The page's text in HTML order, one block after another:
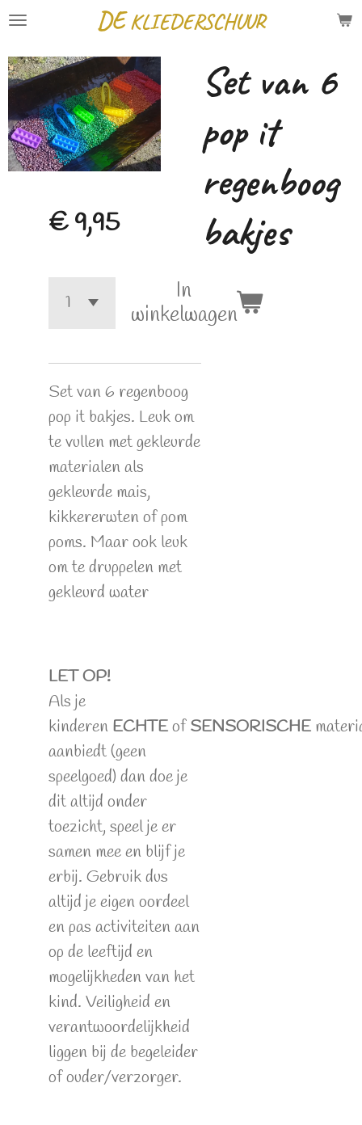
Ga
naar
de
hoofdinhoud
DEKLIEDERSCHUUR
Set van 6
pop it
regenboog
bakjes
€ 9,95
In
winkelwagen
Set van 6 regenboog
pop it bakjes. Leuk om
te vullen met gekleurde
materialen als
gekleurde mais,
kikkererwten of pom
poms. Maar ook leuk
om te druppelen met
gekleurd water
LET OP!
Als je
kinderen ECHTEofSENSORISCHE
aanbiedt (geen
speelgoed) dan doe je
dit altijd onder
toezicht, speel je er
samen mee en blijf je
erbij. Gebruik dus
altijd je eigen oordeel
en pas activiteiten aan
op de leeftijd en
mogelijkheden van het
kind. Veiligheid en
verantwoordelijkheid
liggen bij de begeleider
of ouder/verzorger.